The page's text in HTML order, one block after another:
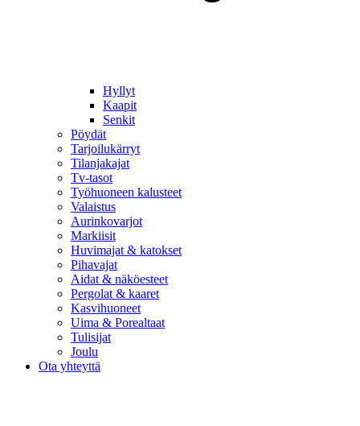
Hyllyt
Kaapit
Senkit
Pöydät
Tarjoilukärryt
Tilanjakajat
Tv-tasot
Työhuoneen kalusteet
Valaistus
Aurinkovarjot
Markiisit
Huvimajat & katokset
Pihavajat
Aidat & näköesteet
Pergolat & kaaret
Kasvihuoneet
Uima & Porealtaat
Tulisijat
Joulu
Ota yhteyttä